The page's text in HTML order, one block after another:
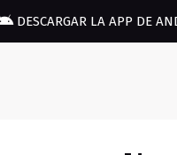
DESCARGAR LA APP DE